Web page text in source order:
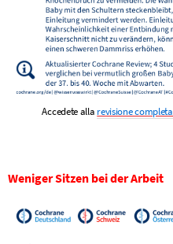
Accedete alla revisione completa
Weniger Sitzen bei der Arbeit